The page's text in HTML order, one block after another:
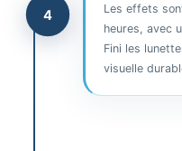
4
Les effets
heures, avec
Fini les
visuelle